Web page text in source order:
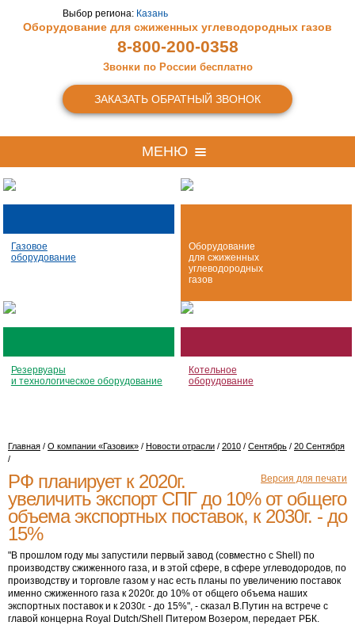
Выбор региона: Казань
Оборудование для сжиженных углеводородных газов
8-800-200-0358
Звонки по России бесплатно
ЗАКАЗАТЬ ОБРАТНЫЙ ЗВОНОК
МЕНЮ
Газовое
оборудование
Оборудование
для сжиженных
углеводородных
газов
Резервуары
и технологическое оборудование
Котельное
оборудование
Главная / О компании «Газовик» / Новости отрасли / 2010 / Сентябрь / 20 Сентября
/
Версия для печати
РФ планирует к 2020г.
увеличить экспорт СПГ до 10% от общего
объема экспортных поставок, к 2030г. - до
15%
"В прошлом году мы запустили первый завод (совместно с Shell) по
производству сжиженного газа, и в этой сфере, в сфере углеводородов, по
производству и торговле газом у нас есть планы по увеличению поставок
именно сжиженного газа к 2020г. до 10% от общего объема наших
экспортных поставок и к 2030г. - до 15%", - сказал В.Путин на встрече с
главой концерна Royal Dutch/Shell Питером Возером, передает РБК.